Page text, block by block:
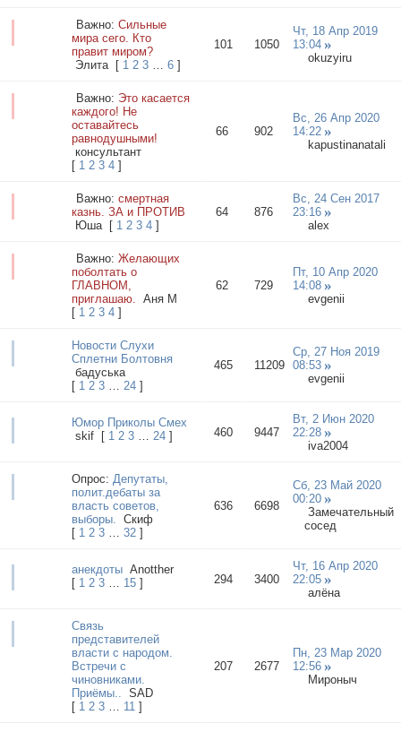
Важно: Сильные
мира сего. Кто
правит миром?
Элита
[ 1 2 3 … 6 ]
101 1050
Чт, 18 Апр 2019
13:04
okuzyiru
Важно: Это касается
каждого! Не
оставайтесь
равнодушными!
консультант
[ 1 2 3 4 ]
66 902
Вс, 26 Апр 2020
14:22
kapustinanatali
Важно: смертная
казнь. ЗА и ПРОТИВ
Юша
[ 1 2 3 4 ]
64 876
Вс, 24 Сен 2017
23:16
alex
Важно: Желающих
поболтать о
ГЛАВНОМ,
приглашаю. Аня М
[ 1 2 3 4 ]
62 729
Пт, 10 Апр 2020
14:08
evgenii
Новости Слухи
Сплетни Болтовня
бадуська
[ 1 2 3 … 24 ]
465 11209
Ср, 27 Ноя 2019
08:53
evgenii
Юмор Приколы Смех
skif
[ 1 2 3 … 24 ] 460 9447
Вт, 2 Июн 2020
22:28
iva2004
Опрос: Депутаты,
полит.дебаты за
власть советов,
выборы. Cкиф
[ 1 2 3 … 32 ]
636 6698
Сб, 23 Май 2020
00:20
Замечательный
сосед
анекдоты Anotther
[ 1 2 3 … 15 ] 294 3400
Чт, 16 Апр 2020
22:05
алёна
Связь
представителей
власти с народом.
Встречи с
чиновниками.
Приёмы.. SAD
[ 1 2 3 … 11 ]
207 2677
Пн, 23 Мар 2020
12:56
Мироныч